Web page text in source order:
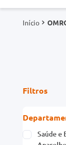
Filtros
Saúde e